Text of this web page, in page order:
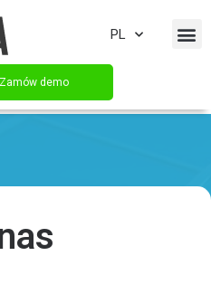
PL
Zamów demo